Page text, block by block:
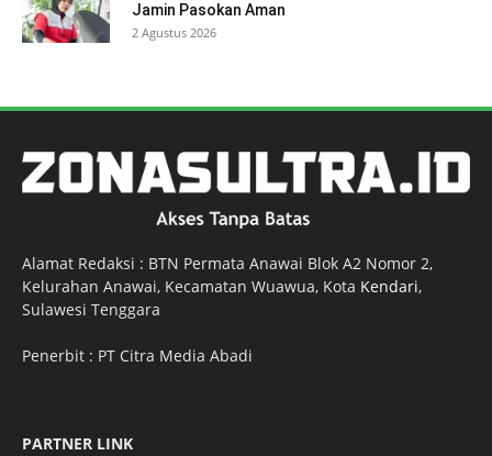
Jamin Pasokan Aman
2 Agustus 2026
Alamat Redaksi : BTN Permata Anawai Blok A2 Nomor 2,
Kelurahan Anawai, Kecamatan Wuawua, Kota Kendari,
Sulawesi Tenggara
Penerbit : PT Citra Media Abadi
PARTNER LINK